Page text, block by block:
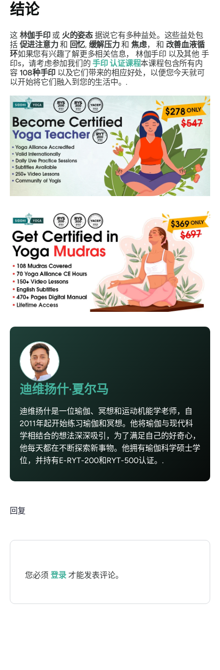
结论
这 林伽手印或 火的姿态据说它有多种益处。这些益处包
括 促进注意力和 回忆, 缓解压力和焦虑， 和 改善血液循
环如果您有兴趣了解更多相关信息， 林伽手印 以及其他 手
印s，请考虑参加我们的手印认证课程本课程包含所有内
容 108种手印 以及它们带来的相应好处，以便您今天就可
以开始将它们融入到您的生活中。.
迪维扬什·夏尔马
迪维扬什是一位瑜伽、冥想和运动机能学老师，自
2011年起开始练习瑜伽和冥想。他将瑜伽与现代科
学相结合的想法深深吸引，为了满足自己的好奇心，
他每天都在不断探索新事物。他拥有瑜伽科学硕士学
位，并持有E-RYT-200和RYT-500认证。.
回复
您必须 登录 才能发表评论。